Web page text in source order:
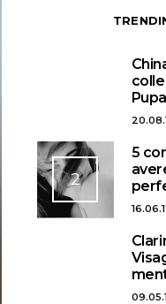
Pupa
2
5